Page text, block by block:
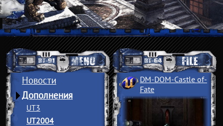
Новости
Дополнения
UT3
UT2004
DM-DOM-Castle of­
Fate